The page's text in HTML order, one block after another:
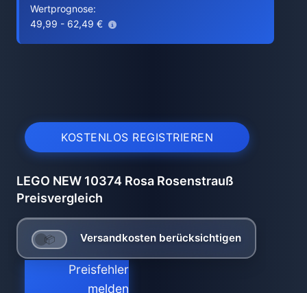
Wertprognose:
49,99 - 62,49 €
KOSTENLOS REGISTRIEREN
LEGO NEW 10374 Rosa Rosenstrauß
Preisvergleich
Versandkosten berücksichtigen
Preisfehler
melden